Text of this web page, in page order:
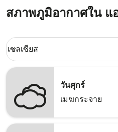
สภาพภูมิอากาศใน แ
Weather unit option เซลเซียส
เซลเซียส
keyboard_arrow_down
วันศุกร์
เมฆกระจาย